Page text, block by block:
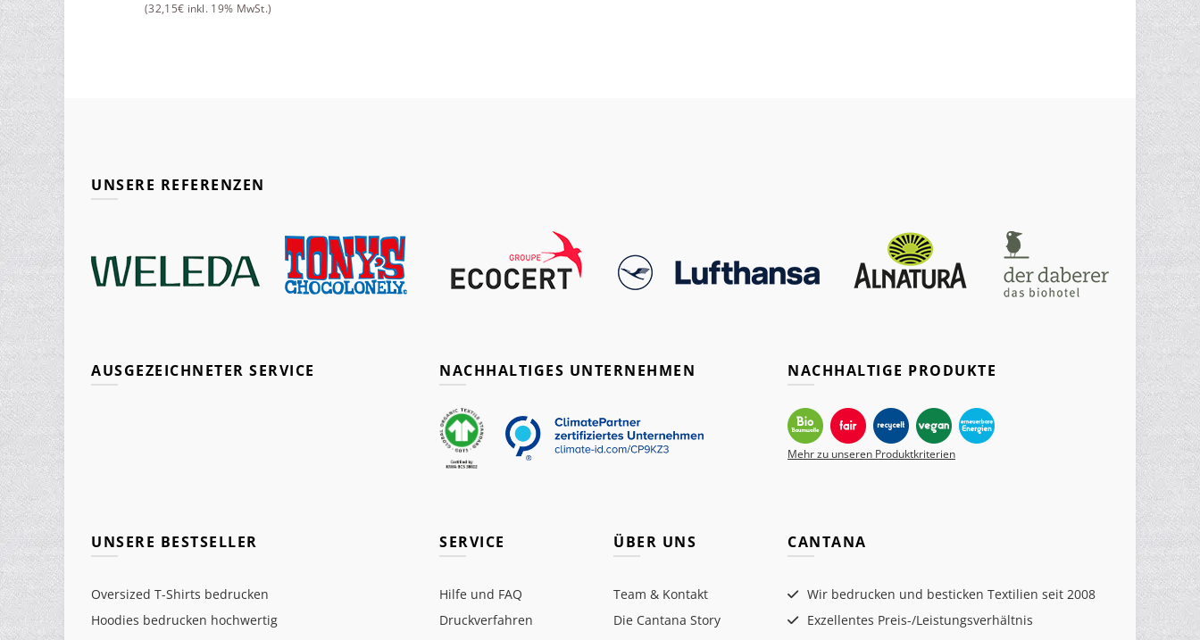
(32,15€ inkl. 19% MwSt.)
UNSERE REFERENZEN
AUSGEZEICHNETER SERVICE NACHHALTIGES UNTERNEHMEN NACHHALTIGE PRODUKTE
Mehr zu unseren Produktkriterien
UNSERE BESTSELLER
Oversized T-Shirts bedrucken
Hoodies bedrucken hochwertig
SERVICE
Hilfe und FAQ
Druckverfahren
ÜBER UNS
Team & Kontakt
Die Cantana Story
CANTANA
Wir bedrucken und besticken Textilien seit 2008
Exzellentes Preis-/Leistungsverhältnis